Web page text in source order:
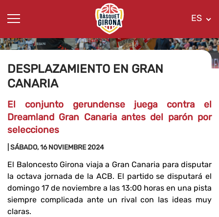
ES
DESPLAZAMIENTO EN GRAN
CANARIA
El conjunto gerundense juega contra el
Dreamland Gran Canaria antes del parón por
selecciones
| SÁBADO, 16 NOVIEMBRE 2024
El Baloncesto Girona viaja a Gran Canaria para disputar
la octava jornada de la ACB. El partido se disputará el
domingo 17 de noviembre a las 13:00 horas en una pista
siempre complicada ante un rival con las ideas muy
claras.